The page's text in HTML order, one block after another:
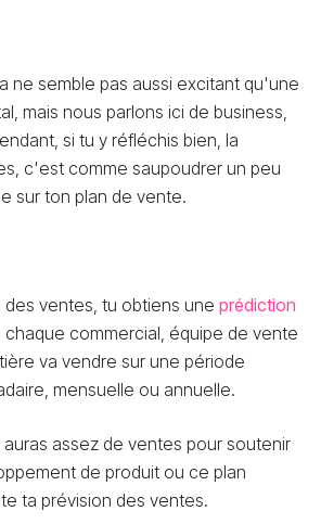
ne semble pas aussi excitant qu'une
mais nous parlons ici de business,
si tu y réfléchis bien, la
c'est comme saupoudrer un peu
sur ton plan de vente.
ventes, tu obtiens une prédiction
commercial, équipe de vente
va vendre sur une période
mensuelle ou annuelle.
auras assez de ventes pour soutenir
de produit ou ce plan
ta prévision des ventes.